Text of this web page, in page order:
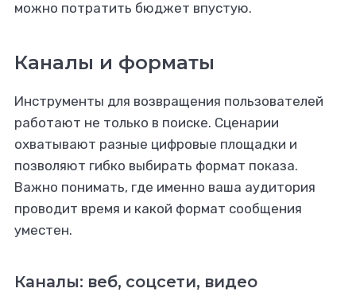
можно потратить бюджет впустую.
Каналы и форматы
Инструменты для возвращения пользователей
работают не только в поиске. Сценарии
охватывают разные цифровые площадки и
позволяют гибко выбирать формат показа.
Важно понимать, где именно ваша аудитория
проводит время и какой формат сообщения
уместен.
Каналы: веб, соцсети, видео